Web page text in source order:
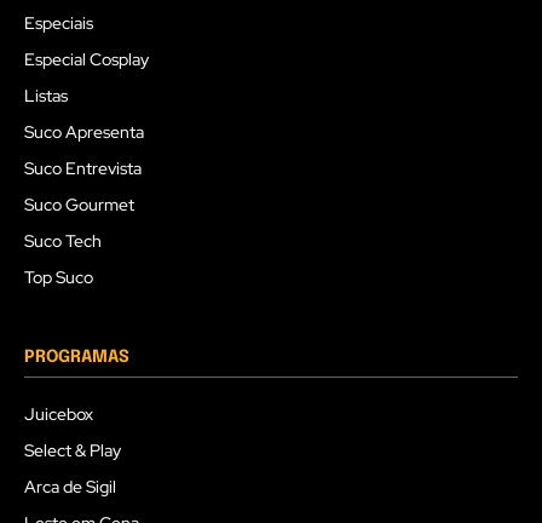
Especiais
Especial Cosplay
Listas
Suco Apresenta
Suco Entrevista
Suco Gourmet
Suco Tech
Top Suco
PROGRAMAS
Juicebox
Select & Play
Arca de Sigil